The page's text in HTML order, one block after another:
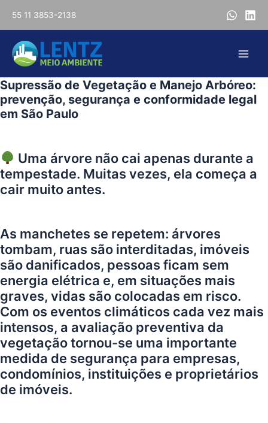
para
o
conteúdo
55 11 3853-2138
Supressão de Vegetação e Manejo Arbóreo:
prevenção, segurança e conformidade legal
em São Paulo
Uma árvore não cai apenas durante a
tempestade. Muitas vezes, ela começa a
cair muito antes.
As manchetes se repetem: árvores
tombam, ruas são interditadas, imóveis
são danificados, pessoas ficam sem
energia elétrica e, em situações mais
graves, vidas são colocadas em risco.
Com os eventos climáticos cada vez mais
intensos, a avaliação preventiva da
vegetação tornou-se uma importante
medida de segurança para empresas,
condomínios, instituições e proprietários
de imóveis.